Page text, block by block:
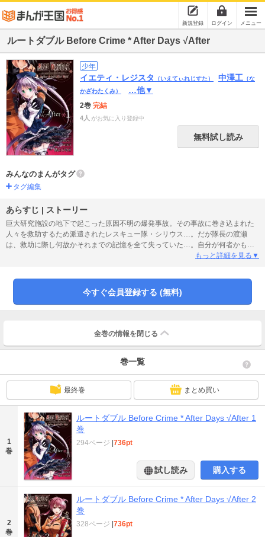
新規登録 ログイン メニュー
ルートダブル Before Crime * After Days √After
少年
イエティ・レジスタ （いえてぃれじすた） 中澤工 （な
かざわたくみ）
…他▼
2巻 完結
4人 がお気に入り登録中
無料試し読み
みんなのまんがタグ
タグ編集
あらすじ | ストーリー
巨大研究施設の地下で起こった原因不明の爆発事故。その事故に巻き込まれた
人々を救助するため派遣されたレスキュー隊・シリウス…。だが隊長の渡瀬
は、救助に際し何故かそれまでの記憶を全て失っていた…。自分が何者かもわ
からぬまま目を覚まし、最悪の極限状況を認識していく中で、渡瀬は、人命を
もっと詳細を見る▼
今すぐ会員登録する (無料)
全巻の情報を 閉じる
巻一覧
最終巻 まとめ買い
1
巻
ルートダブル Before Crime * After Days √After 1
巻
294ページ |736pt
試し読み 購入する
2
巻
ルートダブル Before Crime * After Days √After 2
巻
328ページ |736pt